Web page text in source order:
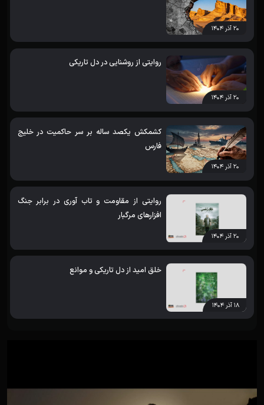
۲۰ آذر ۱۴۰۴
۲۰ آذر ۱۴۰۴
روایتی از روشنایی در دل تاریکی
۲۰ آذر ۱۴۰۴
کشمکش یکصد ساله بر سر حاکمیت در خلیج
فارس
۲۰ آذر ۱۴۰۴
روایتی از مقاومت و تاب آوری در برابر جنگ
افزارهای مرگبار
۱۸ آذر ۱۴۰۴
خلق امید از دل تاریکی و موانع